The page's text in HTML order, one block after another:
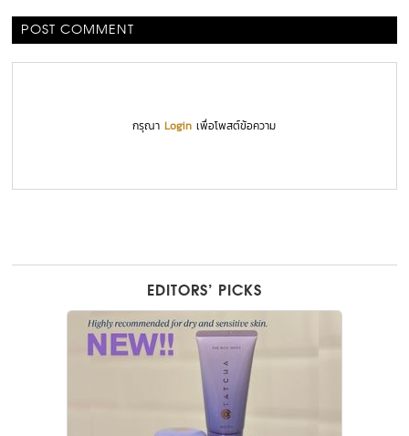
POST COMMENT
กรุณาLogin เพื่อโพสต์ข้อความ
EDITORS’ PICKS